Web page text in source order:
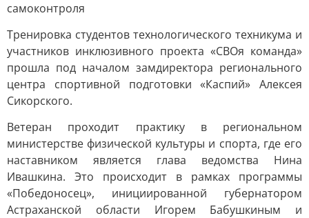
самоконтроля
Тренировка студентов технологического техникума и
участников инклюзивного проекта «СВОя команда»
прошла под началом замдиректора регионального
центра спортивной подготовки «Каспий» Алексея
Сикорского.
Ветеран проходит практику в региональном
министерстве физической культуры и спорта, где его
наставником является глава ведомства Нина
Ивашкина. Это происходит в рамках программы
«Победоносец», инициированной губернатором
Астраханской области Игорем Бабушкиным и